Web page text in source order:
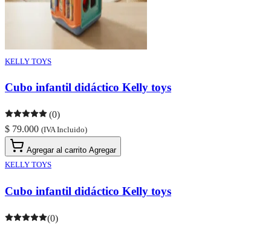
KELLY TOYS
Cubo infantil didáctico Kelly toys
(0)
$ 79.000 (IVA Incluido)
Agregar al carrito Agregar
KELLY TOYS
Cubo infantil didáctico Kelly toys
(0)